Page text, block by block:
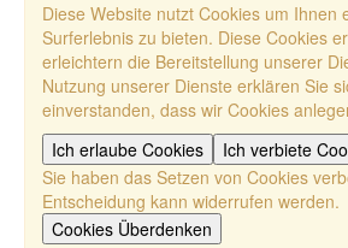
aktuelle Angebote
Sonstiges
Diese Website nutzt Cookies um Ihnen
Surferlebnis zu bieten. Diese Cookies
erleichtern die Bereitstellung unserer
Nutzung unserer Dienste erklären Sie
einverstanden, dass wir Cookies
Ich erlaube Cookies
Ich verbiete
Sie haben das Setzen von Cookies
Entscheidung kann widerrufen werden.
Cookies Überdenken